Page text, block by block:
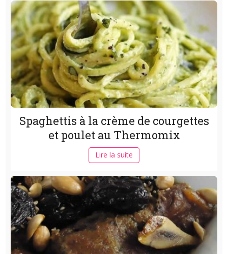
Spaghettis à la crème de courgettes
et poulet au Thermomix
Lire la suite